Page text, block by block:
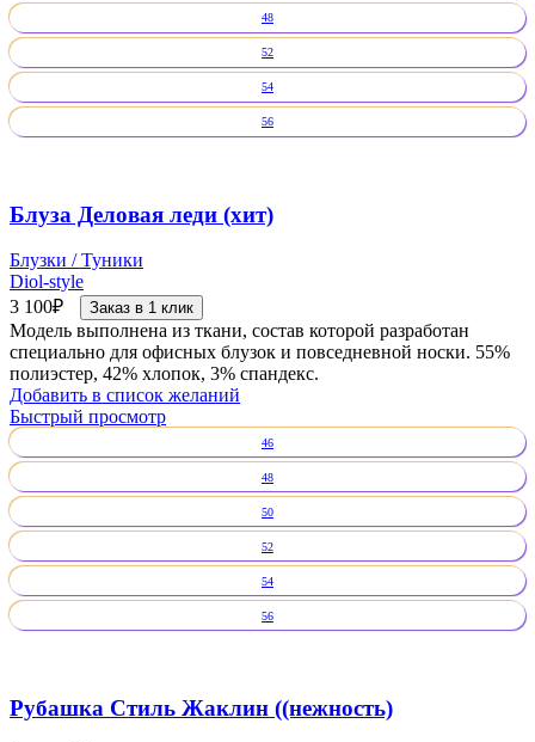
48
52
54
56
Блуза Деловая леди (хит)
Блузки / Туники
Diol-style
3 100₽ Заказ в 1 клик
Модель выполнена из ткани, состав которой разработан
специально для офисных блузок и повседневной носки. 55%
полиэстер, 42% хлопок, 3% спандекс.
Добавить в список желаний
Быстрый просмотр
46
48
50
52
54
56
Рубашка Стиль Жаклин ((нежность)